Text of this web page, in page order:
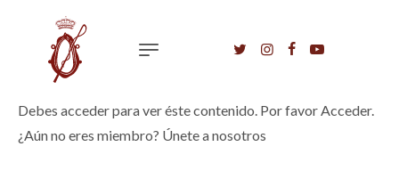
Debes acceder para ver éste contenido. Por favorAcceder.
¿Aún no eres miembro? Únete a nosotros